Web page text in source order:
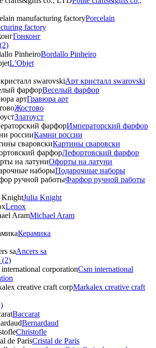
Porcelain
factory
Гонконг
Bordallo Pinheiro
L’Objet
Арт кристалл swarovski
Веселый фарфор
Гравюра арт
Жостово
Златоуст
Императорский фарфор
Камни россии
Картины сваровски
Лефортовский фарфор
Офорты на латуни
Подарочные наборы
Фарфор ручной работы
Julia Knight
Lenox
Michael Aram
Керамика
Ancers sa
Csm international
Markalex creative craft
Baccarat
Bernardaud
Christofle
Cristal de Paris